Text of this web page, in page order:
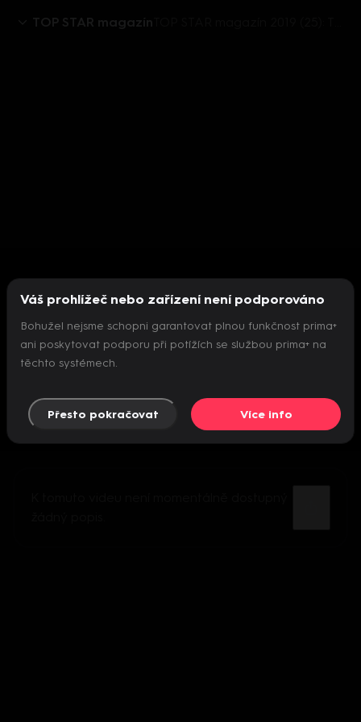
TOP STAR magazín
Nepodařilo se inicializovat přehrávač
Váš prohlížeč nebo zařízení není podporováno
Bohužel nejsme schopni garantovat plnou funkčnost prima+
ani poskytovat podporu při potížích se službou prima+ na
těchto systémech.
Přesto pokračovat Více info